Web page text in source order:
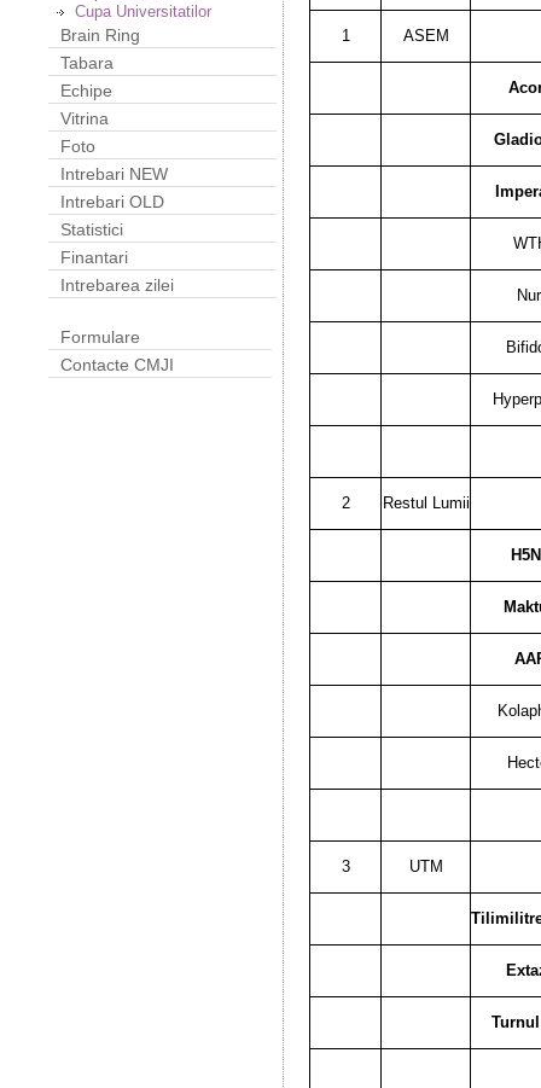
Cupa Universitatilor
Brain Ring
Tabara
Echipe
Vitrina
Foto
Intrebari NEW
Intrebari OLD
Statistici
Finantari
Intrebarea zilei
Formulare
Contacte CMJI
1 ASEM
2 Restul Lumii
3 UTM